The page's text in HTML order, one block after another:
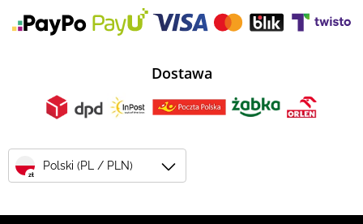
Dostawa
zł
Polski (PL / PLN)